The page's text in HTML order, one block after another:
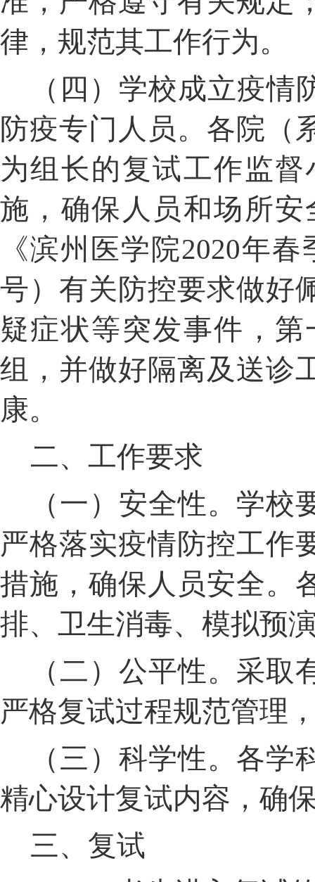
律，规范其工作行为。
（四）学校成立疫
防疫专门人员。 各院（
为组长的复试工作监
施，确保人员和场所
《滨州医学院2020年春
号）有关防控要求做好
疑症状等突发事件，
组，并做好隔离及送诊
康。
二、工作要求
（一）安全性。学
严格落实疫情防控工作
措施，确保人员安全。
排、卫生消毒、模拟预
（二）公平性。采
严格复试过程规范管理
（三）科学性。各
精心设计复试内容，确
三、复试